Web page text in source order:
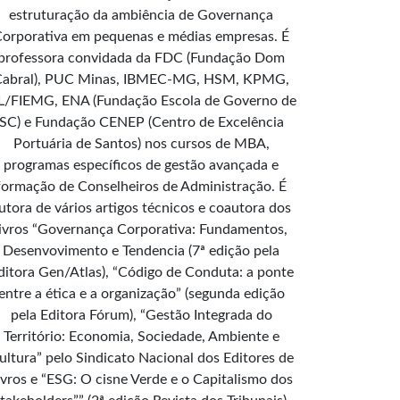
estruturação da ambiência de Governança
em pequenas e médias empresas. É
convidada da FDC (Fundação Dom
PUC Minas, IBMEC-MG, HSM, KPMG,
FIEMG, ENA (Fundação Escola de Governo de
SC) e Fundação CENEP (Centro de Excelência
Portuária de Santos) nos cursos de MBA,
programas específicos de gestão avançada e
de Conselheiros de Administração. É
de vários artigos técnicos e coautora dos
livros “Governança Corporativa: Fundamentos,
Desenvovimento e Tendencia (7ª edição pela
Gen/Atlas), “Código de Conduta: a ponte
a ética e a organização” (segunda edição
pela Editora Fórum), “Gestão Integrada do
Território: Economia, Sociedade, Ambiente e
pelo Sindicato Nacional dos Editores de
e “ESG: O cisne Verde e o Capitalismo dos